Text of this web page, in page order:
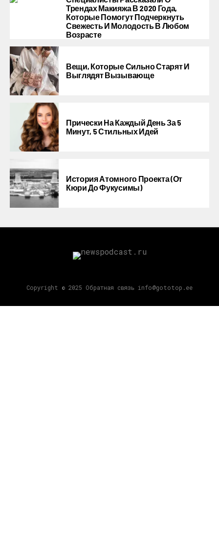
Трендах Макияжа В 2020 Года,
Которые Помогут Подчеркнуть
Свежесть И Молодость В Любом
Возрасте
Вещи, Которые Сильно Старят И
Выглядят Вызывающе
Прически На Каждый День За 5
Минут, 5 Стильных Идей
История Атомного Проекта (от
Кюри До Фукусимы)
Copyright © 2025 Обратная связь info@gototop.ee